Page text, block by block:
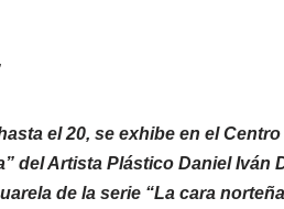
el 20, se exhibe en el
del Artista Plástico Daniel
de la serie “La cara